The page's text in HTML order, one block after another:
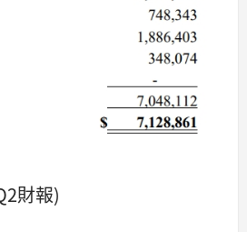
財報)